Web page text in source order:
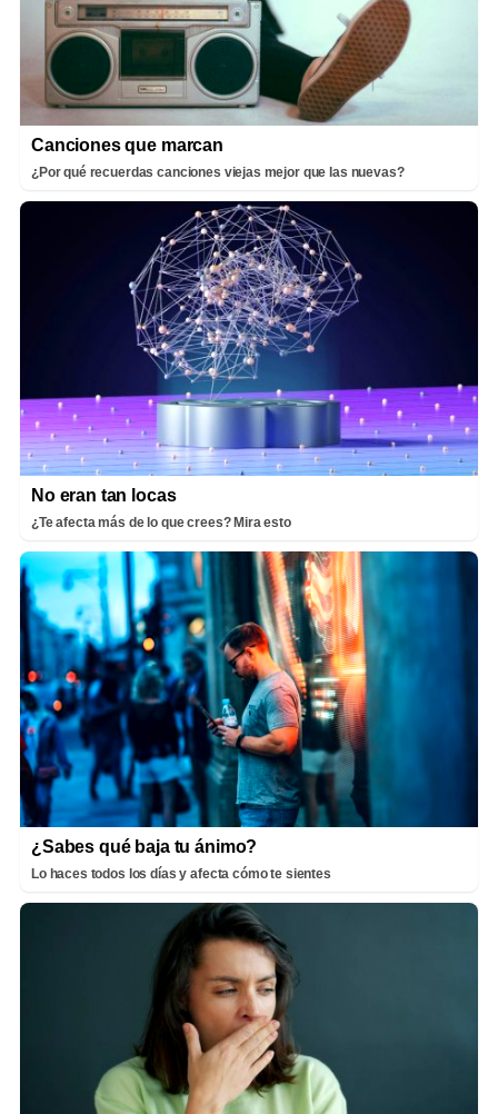
Canciones que marcan
¿Por qué recuerdas canciones viejas mejor que las nuevas?
No eran tan locas
¿Te afecta más de lo que crees? Mira esto
¿Sabes qué baja tu ánimo?
Lo haces todos los días y afecta cómo te sientes